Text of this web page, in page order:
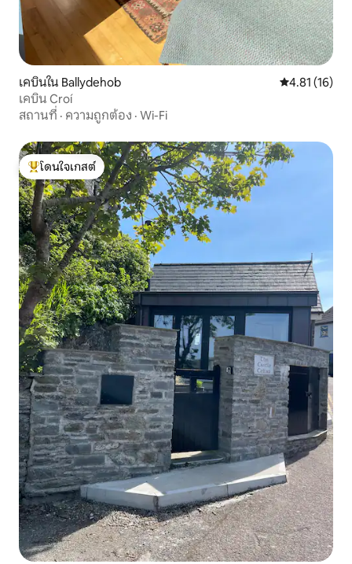
เคบินใน Ballydehob คะแนนเฉลี่ย
4.81 (16)
เคบิน Croí
สถานที่ · ความถูกต้อง · Wi-Fi
โดนใจเกสต์ที่สุด
โดนใจเกสต์